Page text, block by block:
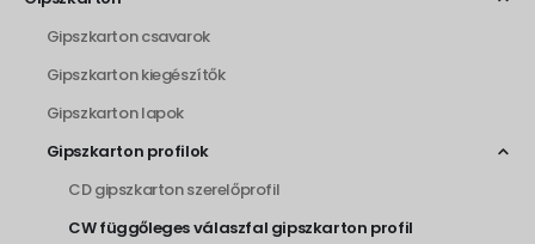
Gipszkarton csavarok
Gipszkarton kiegészítők
Gipszkarton lapok
Gipszkarton profilok
CD gipszkarton szerelőprofil
CW függőleges válaszfal gipszkarton profil